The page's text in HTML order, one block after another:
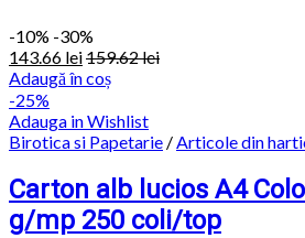
-10% -30%
143.66 lei159.62lei
Adaugă în coș
-25%
Adauga in Wishlist
Birotica si Papetarie /Articole din
Carton alb lucios A4
g/mp 250 coli/top